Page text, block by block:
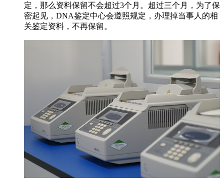
定，那么资料保留不会超过3个月。超过三个月，为了保
密起见，DNA鉴定中心会遵照规定，办理掉当事人的相
关鉴定资料，不再保留。